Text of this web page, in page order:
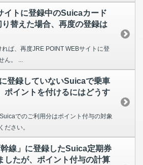
イトに登録中のSuicaカード
替えた場合、再度の登録は
ば、再度JRE POINT WEBサイトに登
。 ...
登録していないSuicaで乗車
ポイントを付けるにはどうす
でのご利用分はポイント付与の対象
ださい。
幹線」に登録したSuica定期券
したが、ポイント付与の計算